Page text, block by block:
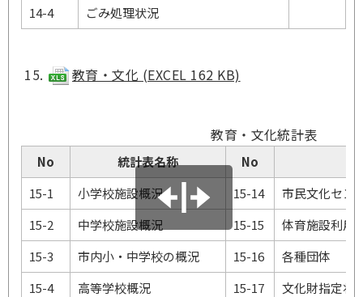
14-4
ごみ処理状況
教育・文化 (EXCEL 162 KB)
教育・文化統計表
No 統計表名称 No
15-1
小学校施設概況 15-14
市民文化セン
15-2
中学校施設概況 15-15
体育施設利用
15-3
市内小・中学校の概況 15-16
各種団体
15-4
高等学校概況 15-17
文化財指定状